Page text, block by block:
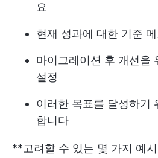
요
현재 성과에 대한 기준
마이그레이션 후 개선을
설정
이러한 목표를 달성하기
합니다
**고려할 수 있는 몇 가지 예